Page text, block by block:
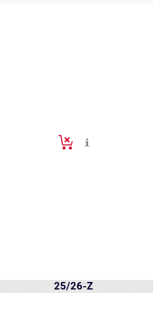
25/26-Z